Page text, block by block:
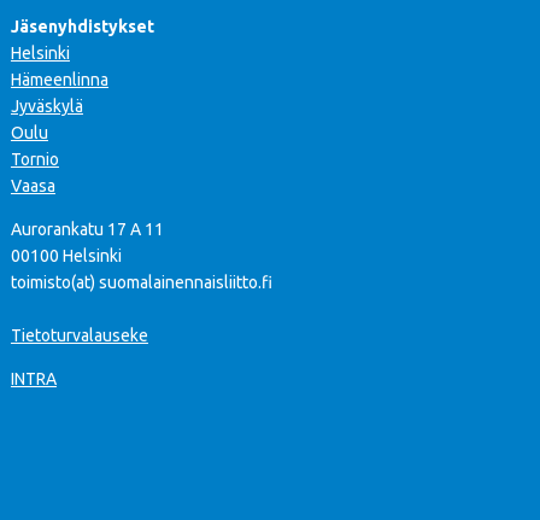
Jäsenyhdistykset
Helsinki
Hämeenlinna
Jyväskylä
Oulu
Tornio
Vaasa
Aurorankatu 17 A 11
00100 Helsinki
toimisto(at) suomalainennaisliitto.fi
Tietoturvalauseke
INTRA